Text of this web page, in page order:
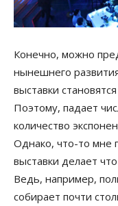
Конечно, можно
нынешнего
выставки
Поэтому, падает
количество
Однако, что-то мне
выставки делает
Ведь, например,
собирает почти